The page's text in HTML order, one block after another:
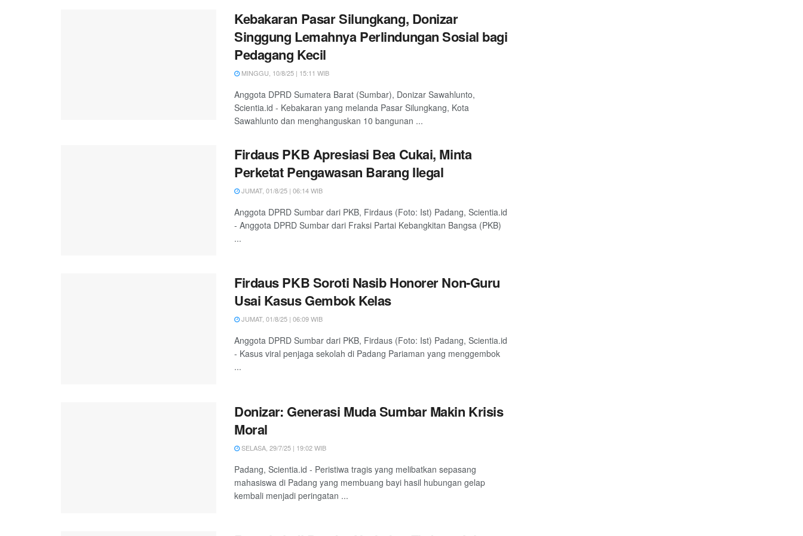
Kebakaran Pasar Silungkang, Donizar
Singgung Lemahnya Perlindungan Sosial bagi
Pedagang Kecil
MINGGU, 10/8/25 | 15:11 WIB
Anggota DPRD Sumatera Barat (Sumbar), Donizar Sawahlunto,
Scientia.id - Kebakaran yang melanda Pasar Silungkang, Kota
Sawahlunto dan menghanguskan 10 bangunan ...
Firdaus PKB Apresiasi Bea Cukai, Minta
Perketat Pengawasan Barang Ilegal
JUMAT, 01/8/25 | 06:14 WIB
Anggota DPRD Sumbar dari PKB, Firdaus (Foto: Ist) Padang, Scientia.id
- Anggota DPRD Sumbar dari Fraksi Partai Kebangkitan Bangsa (PKB)
...
Firdaus PKB Soroti Nasib Honorer Non-Guru
Usai Kasus Gembok Kelas
JUMAT, 01/8/25 | 06:09 WIB
Anggota DPRD Sumbar dari PKB, Firdaus (Foto: Ist) Padang, Scientia.id
- Kasus viral penjaga sekolah di Padang Pariaman yang menggembok
...
Donizar: Generasi Muda Sumbar Makin Krisis
Moral
SELASA, 29/7/25 | 19:02 WIB
Padang, Scientia.id - Peristiwa tragis yang melibatkan sepasang
mahasiswa di Padang yang membuang bayi hasil hubungan gelap
kembali menjadi peringatan ...